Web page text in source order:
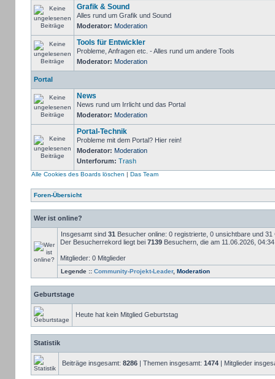
Grafik & Sound
Alles rund um Grafik und Sound
Moderator: Moderation
Tools für Entwickler
Probleme, Anfragen etc. - Alles rund um andere Tools
Moderator: Moderation
Portal
News
News rund um Irrlicht und das Portal
Moderator: Moderation
Portal-Technik
Probleme mit dem Portal? Hier rein!
Moderator: Moderation
Unterforum: Trash
Alle Cookies des Boards löschen | Das Team
Foren-Übersicht
Wer ist online?
Insgesamt sind 31 Besucher online: 0 registrierte, 0 unsichtbare und
Der Besucherrekord liegt bei 7139Besuchern, die am 11.06.2026,
Mitglieder: 0 Mitglieder
Legende :: Community-Projekt-Leader, Moderation
Geburtstage
Heute hat kein Mitglied Geburtstag
Statistik
Beiträge insgesamt: 8286| Themen insgesamt: 1474| Mitglieder